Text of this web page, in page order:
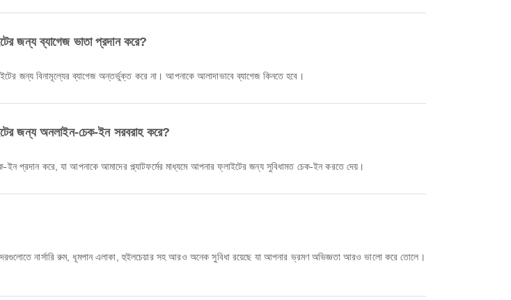
ব্যাগেজ ভাতা প্রদান করে?
বিনামূল্যের ব্যাগেজ অন্তর্ভুক্ত করে না। আপনাকে আলাদাভাবে ব্যাগেজ কিনতে হবে।
অনলাইন-চেক-ইন সরবরাহ করে?
করে, যা আপনাকে আমাদের প্ল্যাটফর্মের মাধ্যমে আপনার ফ্লাইটের জন্য সুবিধামত চেক-ইন করতে দেয়।
নার্সারি রুম, ধূমপান এলাকা, হুইলচেয়ার সহ আরও অনেক সুবিধা রয়েছে যা আপনার ভ্রমণ অভিজ্ঞতা আরও ভালো করে তোলে।